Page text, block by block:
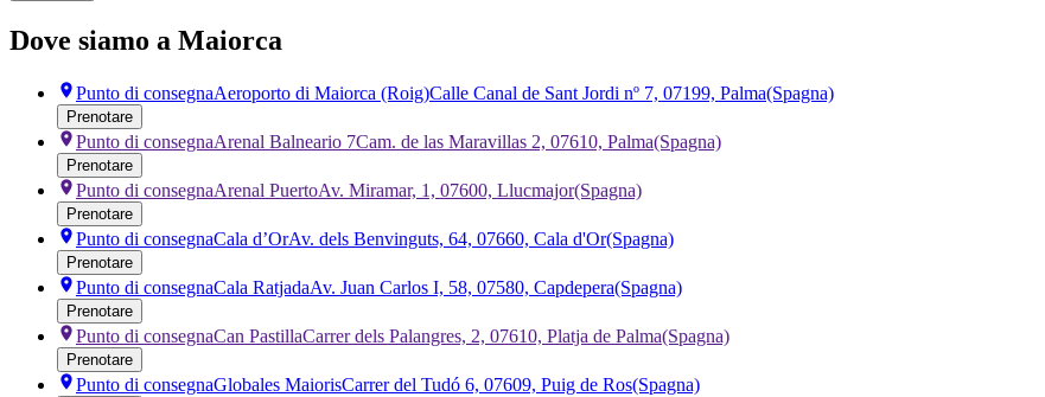
Dove siamo a Maiorca
Punto di consegnaAeroporto di Maiorca (Roig)Calle Canal de Sant Jordi nº 7, 07199, Palma(Spagna)
Prenotare
Punto di consegnaArenal Balneario 7Cam. de las Maravillas 2, 07610, Palma(Spagna)
Prenotare
Punto di consegnaArenal PuertoAv. Miramar, 1, 07600, Llucmajor(Spagna)
Prenotare
Punto di consegnaCala d’OrAv. dels Benvinguts, 64, 07660, Cala d'Or(Spagna)
Prenotare
Punto di consegnaCala RatjadaAv. Juan Carlos I, 58, 07580, Capdepera(Spagna)
Prenotare
Punto di consegnaCan PastillaCarrer dels Palangres, 2, 07610, Platja de Palma(Spagna)
Prenotare
Punto di consegnaGlobales MaiorisCarrer del Tudó 6, 07609, Puig de Ros(Spagna)